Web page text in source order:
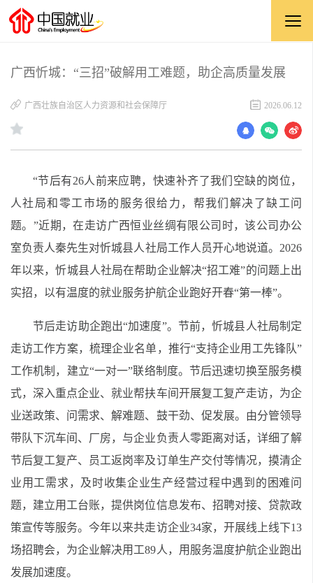
广西忻城：“三招”破解用工难题，助企高质量发展
广西壮族自治区人力资源和社会保障厅 2026.06.12
“节后有26人前来应聘，快速补齐了我们空缺的岗位，
人社局和零工市场的服务很给力，帮我们解决了缺工问
题。”近期，在走访广西恒业丝绸有限公司时，该公司办公
室负责人秦先生对忻城县人社局工作人员开心地说道。2026
年以来，忻城县人社局在帮助企业解决“招工难”的问题上出
实招，以有温度的就业服务护航企业跑好开春“第一棒”。
节后走访助企跑出“加速度”。节前，忻城县人社局制定
走访工作方案，梳理企业名单，推行“支持企业用工先锋队”
工作机制，建立“一对一”联络制度。节后迅速切换至服务模
式，深入重点企业、就业帮扶车间开展复工复产走访，为企
业送政策、问需求、解难题、鼓干劲、促发展。由分管领导
带队下沉车间、厂房，与企业负责人零距离对话，详细了解
节后复工复产、员工返岗率及订单生产交付等情况，摸清企
业用工需求，及时收集企业生产经营过程中遇到的困难问
题，建立用工台账，提供岗位信息发布、招聘对接、贷款政
策宣传等服务。今年以来共走访企业34家，开展线上线下13
场招聘会，为企业解决用工89人，用服务温度护航企业跑出
发展加速度。